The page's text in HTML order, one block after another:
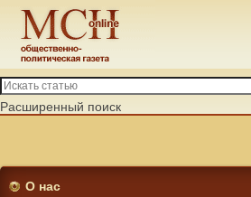
Расширенный поиск
О нас